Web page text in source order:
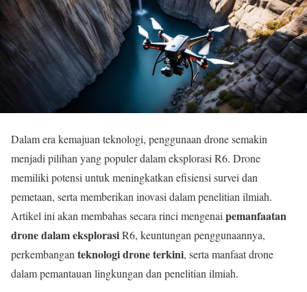
Dalam era kemajuan teknologi, penggunaan drone semakin
menjadi pilihan yang populer dalam eksplorasi R6. Drone
memiliki potensi untuk meningkatkan efisiensi survei dan
pemetaan, serta memberikan inovasi dalam penelitian ilmiah.
Artikel ini akan membahas secara rinci mengenai pemanfaatan
drone dalam eksplorasiR6, keuntungan penggunaannya,
perkembangan teknologi drone terkini, serta manfaat drone
dalam pemantauan lingkungan dan penelitian ilmiah.